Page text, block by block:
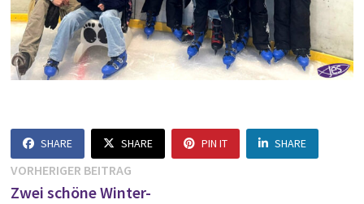
SHARE SHARE PIN IT SHARE
Beitragsnavigation
VORHERIGER BEITRAGVorheriger
Beitrag:
Zwei schöne Winter-